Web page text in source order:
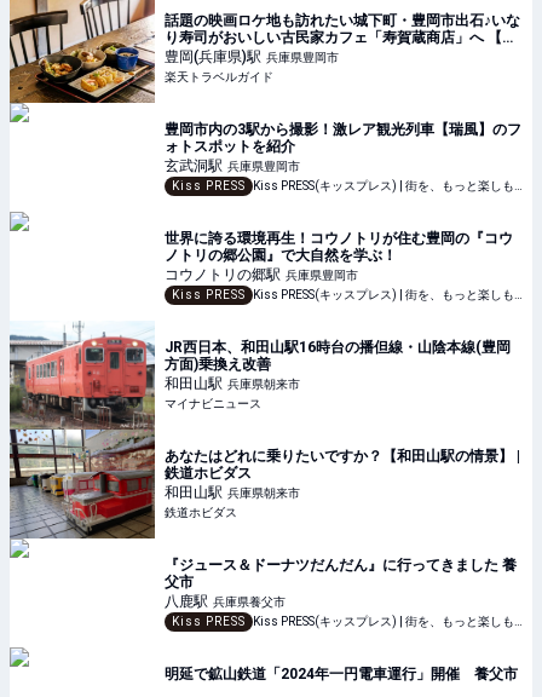
話題の映画ロケ地も訪れたい城下町・豊岡市出石♪いな
り寿司がおいしい古民家カフェ「寿賀蔵商店」へ 【楽
天トラベル】
豊岡(兵庫県)駅 兵庫県豊岡市
楽天トラベルガイド
豊岡市内の3駅から撮影！激レア観光列車【瑞風】のフ
ォトスポットを紹介
玄武洞駅 兵庫県豊岡市
Kiss PRESS
世界に誇る環境再生！コウノトリが住む豊岡の『コウ
ノトリの郷公園』で大自然を学ぶ！
コウノトリの郷駅 兵庫県豊岡市
Kiss PRESS
JR西日本、和田山駅16時台の播但線・山陰本線(豊岡
方面)乗換え改善
和田山駅 兵庫県朝来市
マイナビニュース
あなたはどれに乗りたいですか？【和田山駅の情景】 |
鉄道ホビダス
和田山駅 兵庫県朝来市
鉄道ホビダス
『ジュース＆ドーナツだんだん』に行ってきました 養
父市
八鹿駅 兵庫県養父市
Kiss PRESS
明延で鉱山鉄道「2024年一円電車運行」開催 養父市